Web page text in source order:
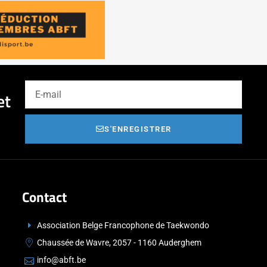
S'ENREGISTRER
Contact
Association Belge Francophone de Taekwondo
Chaussée de Wavre, 2057 - 1160 Auderghem
info@abft.be